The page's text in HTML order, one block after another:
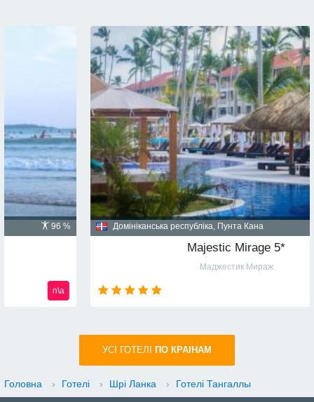
Домініканська республіка, Пунта Кана
Majestic Mirage 5*
УСI ГОТЕЛІ ПО КРАIНАМ
Головна › Готелі › Шрі Ланка › Готелі Тангаллы